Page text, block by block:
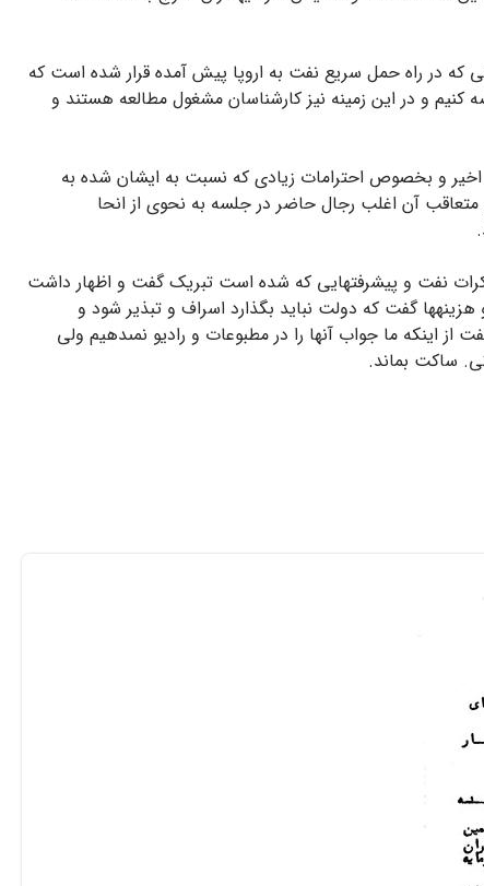
که در راه حمل سریع نفت به اروپا پیش آمده قرار شده است که
کنیم و در این زمینه نیز کارشناسان مشغول مطالعه هستند و
اخیر و بخصوص احترامات زیادى که نسبت به ایشان شده به
آن اغلب رجال حاضر در جلسه به نحوى از انحا
نفت و پیشرفتهایى که شده است تبریک گفت و اظهار داشت
هزینه‏ها گفت که دولت نباید بگذارد اسراف و تبذیر شود و
اینکه ما جواب آنها را در مطبوعات و رادیو نمى‏دهیم ولى
ساکت بماند.